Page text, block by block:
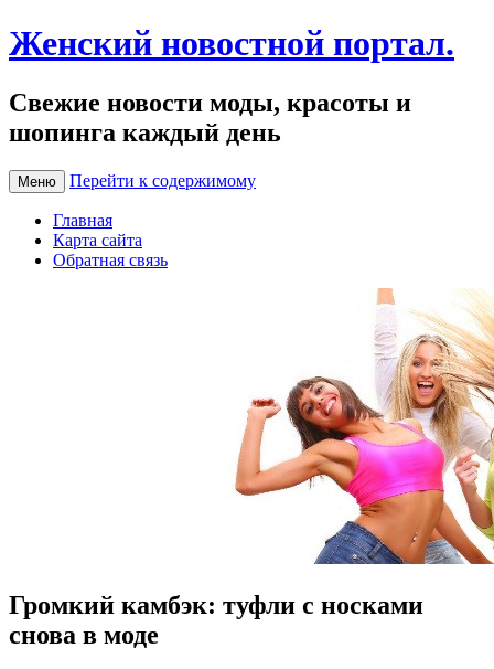
Женский новостной портал.
Свежие новости моды, красоты и
шопинга каждый день
Меню Перейти к содержимому
Главная
Карта сайта
Обратная связь
Громкий камбэк: туфли с носками
снова в моде